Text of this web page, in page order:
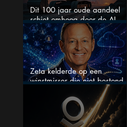
Dit 100 jaar oude aandeel
schiet omhoog door de AI-
boom
Zeta kelderde op een
winstmisser die niet bestond
maar zijn de aandelen
koopwaardig?